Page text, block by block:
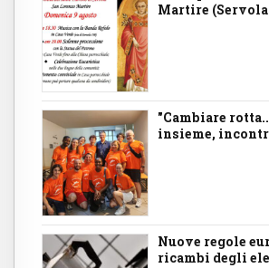
Martire
"Cambiare
insieme,
Nuove regole
ricambi degli